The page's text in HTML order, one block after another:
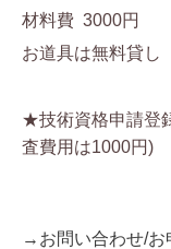
材料費 3000円
お道具は無料貸し
★技術資格申請登
査費用は1000円)
→お問い合わせ/お